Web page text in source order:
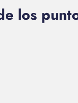
los